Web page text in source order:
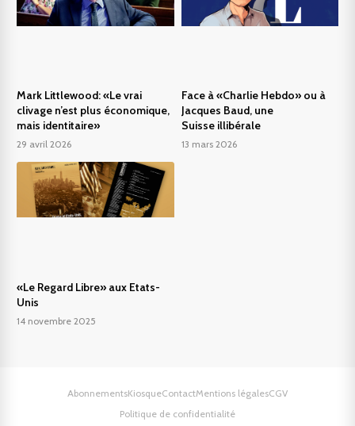
Mark Littlewood: «Le vrai
clivage n’est plus économique,
mais identitaire»
29 avril 2026
Face à «Charlie Hebdo» ou à
Jacques Baud, une
Suisse illibérale
13 mars 2026
«Le Regard Libre» aux Etats-
Unis
14 novembre 2025
AbonnementsKiosqueContactMentions légalesCGV
Politique de confidentialité